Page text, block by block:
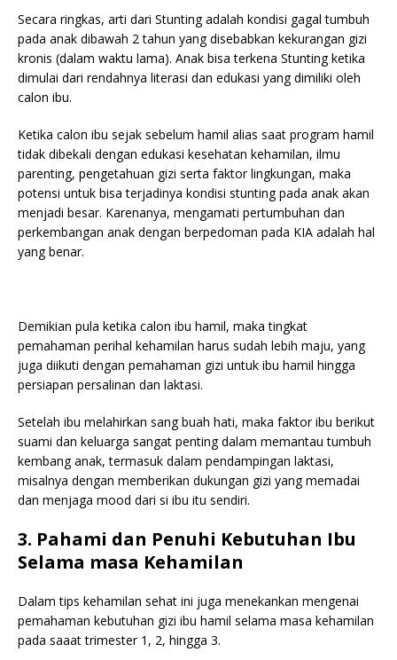
Secara ringkas, arti dari Stunting adalah kondisi gagal tumbuh
pada anak dibawah 2 tahun yang disebabkan kekurangan gizi
kronis (dalam waktu lama). Anak bisa terkena Stunting ketika
dimulai dari rendahnya literasi dan edukasi yang dimiliki oleh
calon ibu.
Ketika calon ibu sejak sebelum hamil alias saat program hamil
tidak dibekali dengan edukasi kesehatan kehamilan, ilmu
parenting, pengetahuan gizi serta faktor lingkungan, maka
potensi untuk bisa terjadinya kondisi stunting pada anak akan
menjadi besar. Karenanya, mengamati pertumbuhan dan
perkembangan anak dengan berpedoman pada KIA adalah hal
yang benar.
Demikian pula ketika calon ibu hamil, maka tingkat
pemahaman perihal kehamilan harus sudah lebih maju, yang
juga diikuti dengan pemahaman gizi untuk ibu hamil hingga
persiapan persalinan dan laktasi.
Setelah ibu melahirkan sang buah hati, maka faktor ibu berikut
suami dan keluarga sangat penting dalam memantau tumbuh
kembang anak, termasuk dalam pendampingan laktasi,
misalnya dengan memberikan dukungan gizi yang memadai
dan menjaga mood dari si ibu itu sendiri.
3. Pahami dan Penuhi Kebutuhan Ibu
Selama masa Kehamilan
Dalam tips kehamilan sehat ini juga menekankan mengenai
pemahaman kebutuhan gizi ibu hamil selama masa kehamilan
pada saaat trimester 1, 2, hingga 3.